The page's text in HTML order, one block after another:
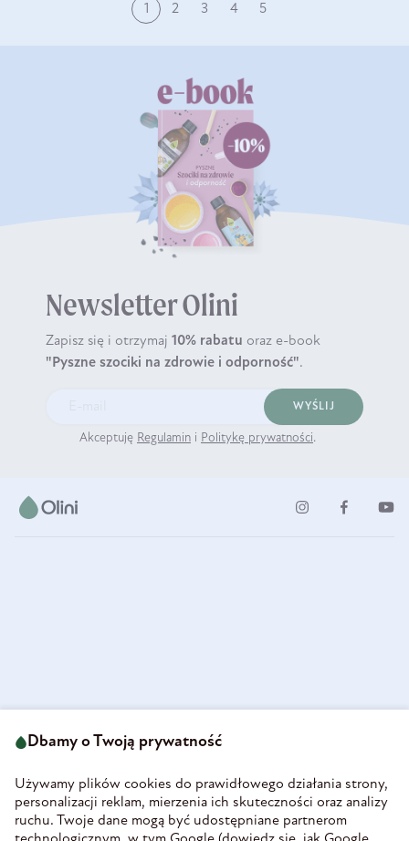
1 2 3 4 5
Newsletter Olini
Zapisz się i otrzymaj 10% rabatu oraz e-book
"Pyszne szociki na zdrowie i odporność".
WYŚLIJ
Akceptuję Regulamin i Politykę prywatności.
58-160 Świebodzice
REGON 890213034
INFORMACJE
Dbamy o Twoją prywatność
Używamy plików cookies do prawidłowego działania strony,
personalizacji reklam, mierzenia ich skuteczności oraz analizy
ruchu. Twoje dane mogą być udostępniane partnerom